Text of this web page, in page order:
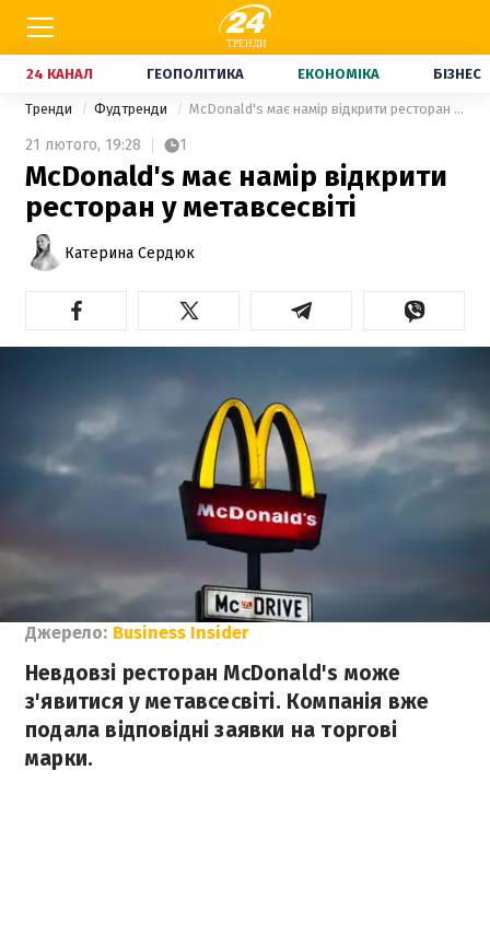
24 КАНАЛ ГЕОПОЛІТИКА ЕКОНОМІКА БІЗНЕС
Тренди Фудтренди McDonald's має намір відкрити ресторан у метавсесвіті
21 лютого, 19:28 1
McDonald's має намір відкрити
ресторан у метавсесвіті
Катерина Сердюк
Джерело: Business Insider
Невдовзі ресторан McDonald's може
з'явитися у метавсесвіті. Компанія вже
подала відповідні заявки на торгові
марки.